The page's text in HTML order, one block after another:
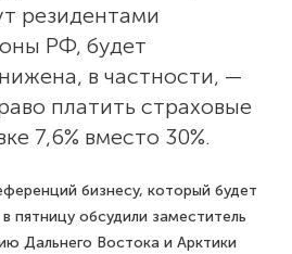
резидентами
РФ, будет
в частности, —
платить страховые
7,6% вместо 30%.
бизнесу, который будет
пятницу обсудили заместитель
Дальнего Востока и Арктики